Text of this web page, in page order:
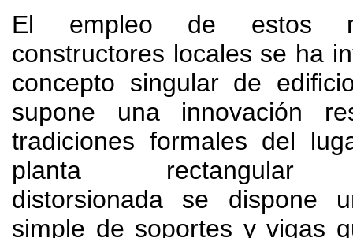
El empleo de estos
constructores locales se ha
concepto singular de
supone una innovación
tradiciones formales del
planta rectangular
distorsionada se dispone
simple de soportes y vigas